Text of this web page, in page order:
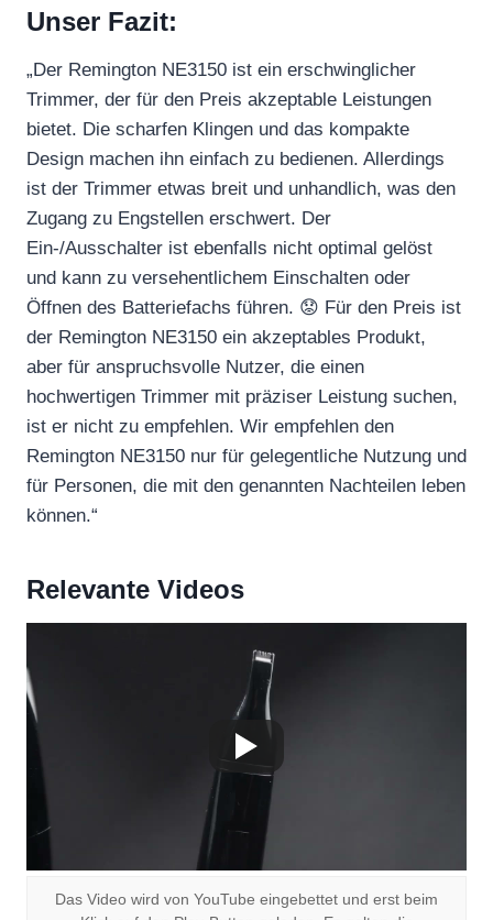
Unser Fazit:
„Der Remington NE3150 ist ein erschwinglicher
Trimmer, der für den Preis akzeptable Leistungen
bietet. Die scharfen Klingen und das kompakte
Design machen ihn einfach zu bedienen. Allerdings
ist der Trimmer etwas breit und unhandlich, was den
Zugang zu Engstellen erschwert. Der
Ein-/Ausschalter ist ebenfalls nicht optimal gelöst
und kann zu versehentlichem Einschalten oder
Öffnen des Batteriefachs führen. 😟 Für den Preis ist
der Remington NE3150 ein akzeptables Produkt,
aber für anspruchsvolle Nutzer, die einen
hochwertigen Trimmer mit präziser Leistung suchen,
ist er nicht zu empfehlen. Wir empfehlen den
Remington NE3150 nur für gelegentliche Nutzung und
für Personen, die mit den genannten Nachteilen leben
können.“
Relevante Videos
Das Video wird von YouTube eingebettet und erst beim